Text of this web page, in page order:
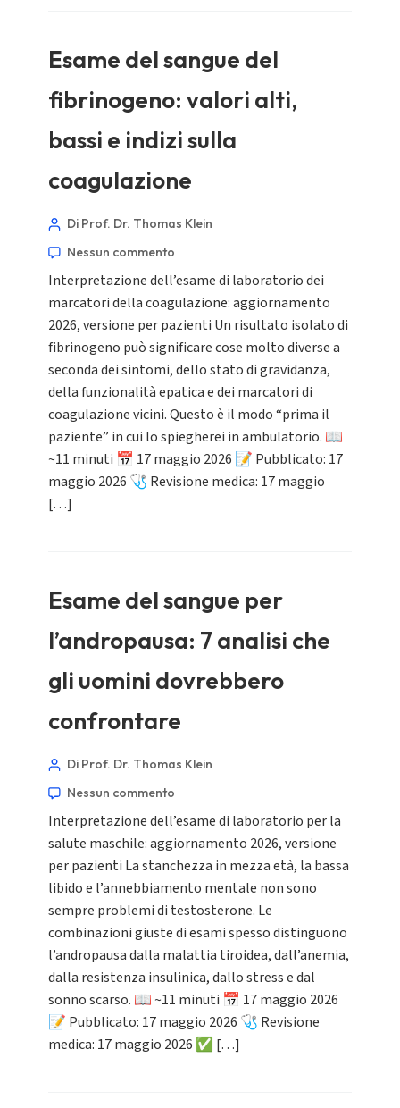
Esame del sangue del
fibrinogeno: valori alti,
bassi e indizi sulla
coagulazione
Di Prof. Dr. Thomas Klein
Nessun commento
Interpretazione dell’esame di laboratorio dei
marcatori della coagulazione: aggiornamento
2026, versione per pazienti Un risultato isolato di
fibrinogeno può significare cose molto diverse a
seconda dei sintomi, dello stato di gravidanza,
della funzionalità epatica e dei marcatori di
coagulazione vicini. Questo è il modo “prima il
paziente” in cui lo spiegherei in ambulatorio. 📖
~11 minuti 📅 17 maggio 2026 📝 Pubblicato: 17
maggio 2026 🩺 Revisione medica: 17 maggio
[…]
Esame del sangue per
l’andropausa: 7 analisi che
gli uomini dovrebbero
confrontare
Di Prof. Dr. Thomas Klein
Nessun commento
Interpretazione dell’esame di laboratorio per la
salute maschile: aggiornamento 2026, versione
per pazienti La stanchezza in mezza età, la bassa
libido e l’annebbiamento mentale non sono
sempre problemi di testosterone. Le
combinazioni giuste di esami spesso distinguono
l’andropausa dalla malattia tiroidea, dall’anemia,
dalla resistenza insulinica, dallo stress e dal
sonno scarso. 📖 ~11 minuti 📅 17 maggio 2026
📝 Pubblicato: 17 maggio 2026 🩺 Revisione
medica: 17 maggio 2026 ✅ […]